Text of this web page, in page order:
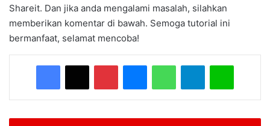
Shareit. Dan jika anda mengalami masalah, silahkan
memberikan komentar di bawah. Semoga tutorial ini
bermanfaat, selamat mencoba!
Facebook
X PinterestMessengerWhatsAppTelegramLine